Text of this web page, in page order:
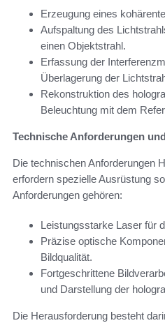
Erzeugung eines
Aufspaltung des
einen Objektstrahl.
Erfassung der
Überlagerung der
Rekonstruktion des
Beleuchtung mit dem
Technische Anforderungen
Die technischen Anforderungen
erfordern spezielle Ausrüstung
Anforderungen gehören:
Leistungsstarke Laser für
Präzise optische
Bildqualität.
Fortgeschrittene
und Darstellung der
Die Herausforderung besteht